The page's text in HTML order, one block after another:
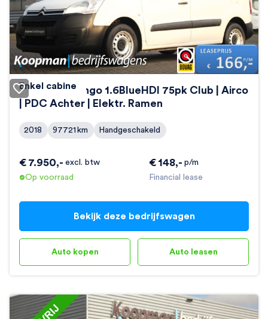
Enkel cabine
Citroën Berlingo 1.6BlueHDI 75pk Club | Airco
| PDC Achter | Elektr. Ramen
2018 97721 km Handgeschakeld
€ 148,- p/m
Financial lease
€ 7.950,- excl. btw
Op voorraad
Bekijk deze bedrijfswagen
Auto kopen Auto leasen